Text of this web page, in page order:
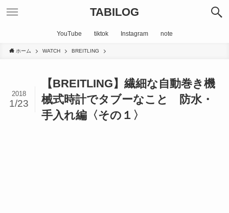
TABILOG
YouTube tiktok Instagram note
ホーム WATCH BREITLING
【BREITLING】繊細な自動巻き機
械式時計でタブーなこと 防水・
手入れ編〈その１〉
2018
1/23